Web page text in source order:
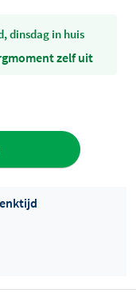
dinsdag in huis
zelf uit